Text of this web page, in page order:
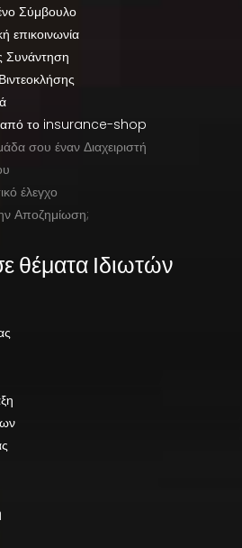
Σύμβουλο
επικοινωνία
Συνάντηση
από το insurance-shop
σου έναν Διαχειριστή
έλεγχο
Αποζημίωση;
θέματα Ιδιωτών